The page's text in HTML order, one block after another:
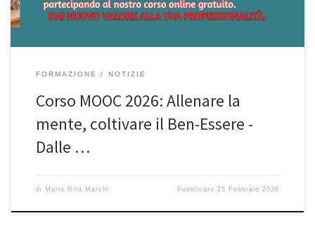
FORMAZIONE NOTIZIE
Corso MOOC 2026: Allenare la
mente, coltivare il Ben-Essere -
Dalle …
di Maria Rita Marchi Pubblicato25 Febbraio 2026